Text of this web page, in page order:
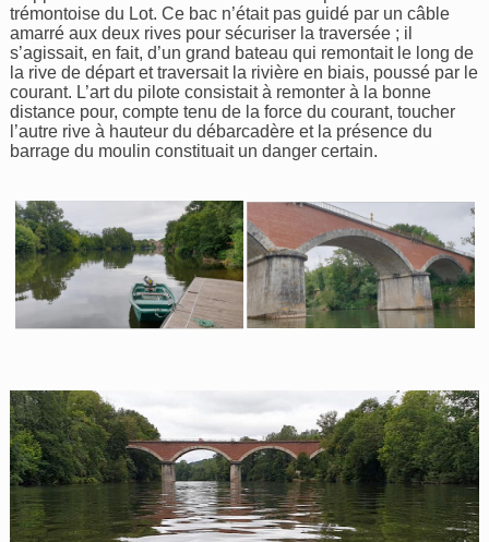
trémontoise du Lot. Ce bac n’était pas guidé par un câble
amarré aux deux rives pour sécuriser la traversée ; il
s’agissait, en fait, d’un grand bateau qui remontait le long de
la rive de départ et traversait la rivière en biais, poussé par le
courant. L’art du pilote consistait à remonter à la bonne
distance pour, compte tenu de la force du courant, toucher
l’autre rive à hauteur du débarcadère et la présence du
barrage du moulin constituait un danger certain.